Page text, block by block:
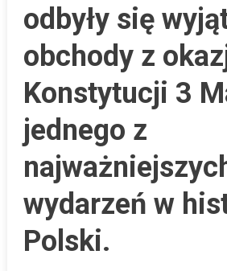
odbyły się
obchody z
Konstytucji 3
jednego z
wydarzeń w
Polski.